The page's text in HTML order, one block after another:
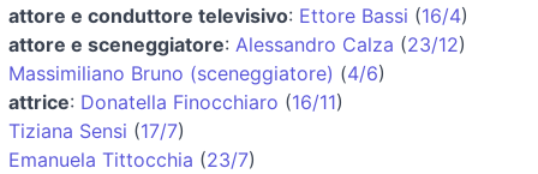
attore e conduttore televisivo: Ettore Bassi (16/4)
attore e sceneggiatore: Alessandro Calza (23/12)
Massimiliano Bruno (sceneggiatore) (4/6)
attrice: Donatella Finocchiaro (16/11)
Tiziana Sensi (17/7)
Emanuela Tittocchia (23/7)